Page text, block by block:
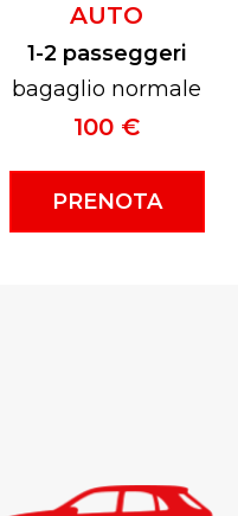
AUTO
1-2 passeggeri
bagaglio normale
100 €
PRENOTA